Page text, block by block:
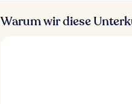
Warum wir diese